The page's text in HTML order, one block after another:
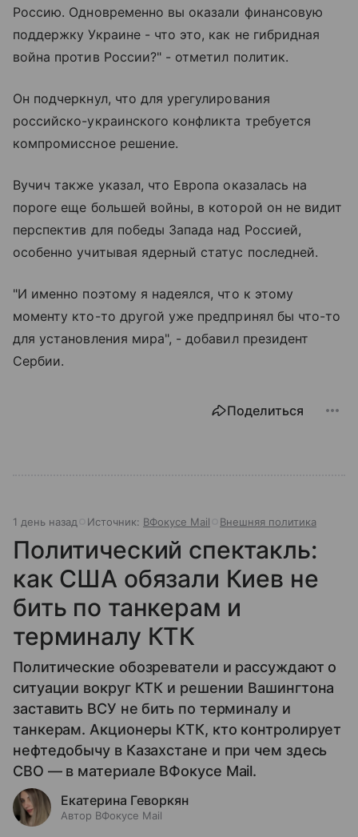
Россию. Одновременно вы оказали финансовую
поддержку Украине - что это, как не гибридная
война против России?" - отметил политик.
Он подчеркнул, что для урегулирования
российско-украинского конфликта требуется
компромиссное решение.
Вучич также указал, что Европа оказалась на
пороге еще большей войны, в которой он не видит
перспектив для победы Запада над Россией,
особенно учитывая ядерный статус последней.
"И именно поэтому я надеялся, что к этому
моменту кто-то другой уже предпринял бы что-то
для установления мира", - добавил президент
Сербии.
Поделиться
1 день назад Источник: ВФокусе Mail Внешняя политика
Политический спектакль:
как США обязали Киев не
бить по танкерам и
терминалу КТК
Политические обозреватели и рассуждают о
ситуации вокруг КТК и решении Вашингтона
заставить ВСУ не бить по терминалу и
танкерам. Акционеры КТК, кто контролирует
нефтедобычу в Казахстане и при чем здесь
СВО — в материале ВФокусе Mail.
Екатерина Геворкян
Автор ВФокусе Mail